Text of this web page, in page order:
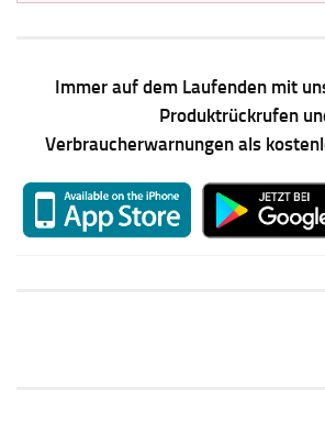
Immer auf dem Laufenden mit
Produktrückrufen
Verbraucherwarnungen als